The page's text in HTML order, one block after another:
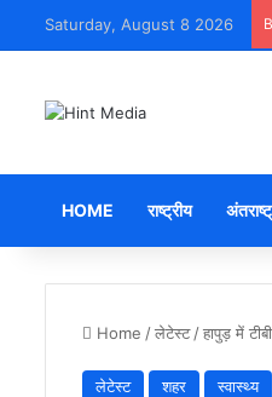
Saturday, August 8 2026
HOME राष्ट्रीय
Home /लेटेस्ट /हापुड़ में
लेटेस्ट शहर स्वास्थ्य